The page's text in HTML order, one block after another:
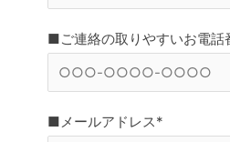
■ご連絡の取りやすいお電話
■メールアドレス*